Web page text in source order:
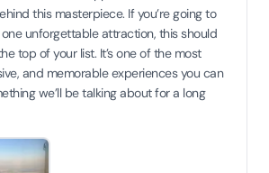
this masterpiece. If you’re going to
unforgettable attraction, this should
top of your list. It’s one of the most
and memorable experiences you can
we’ll be talking about for a long